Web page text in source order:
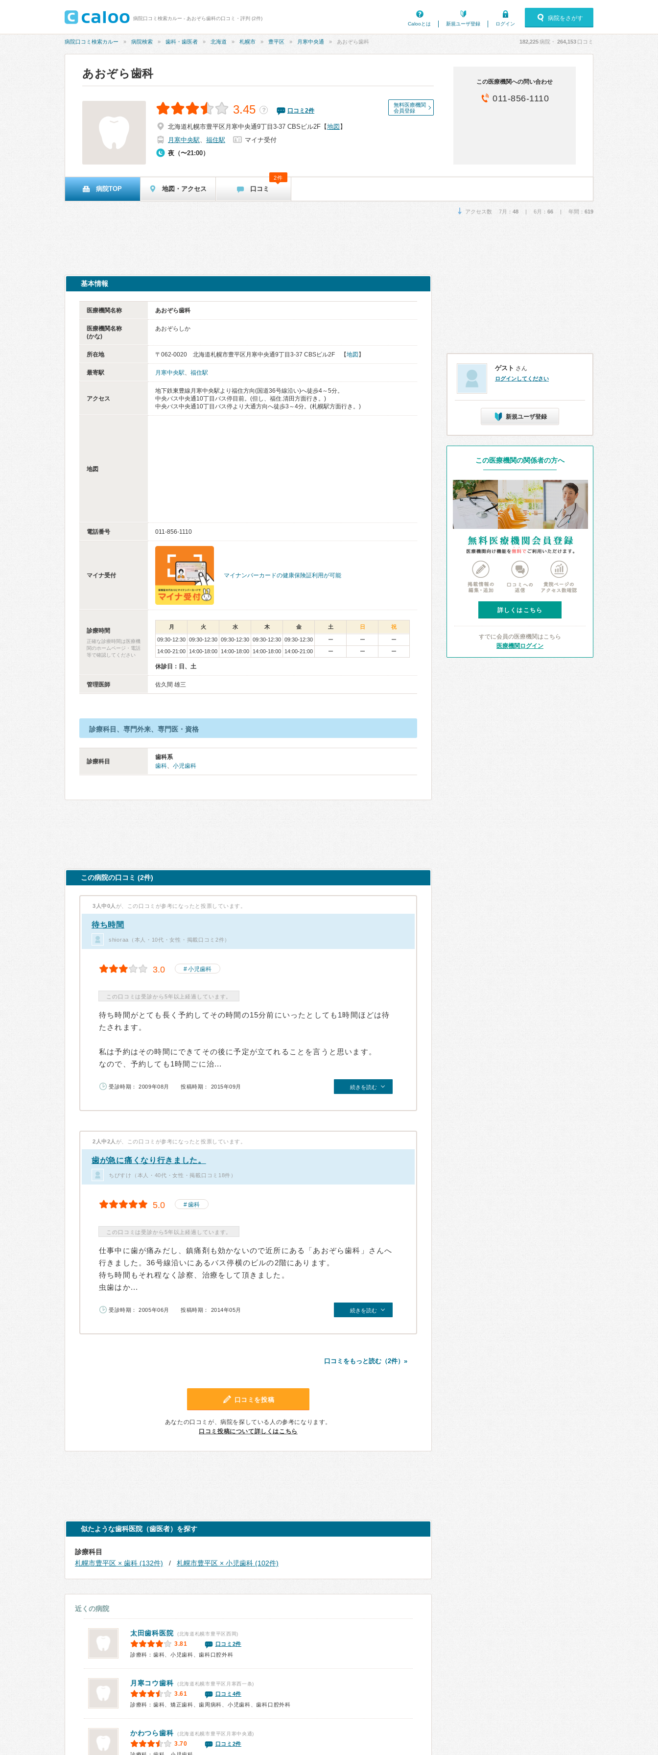
病院口コミ検索カルー - あおぞら歯科の口コミ・評判 (2件)
Calooとは
新規ユーザ登録 ログイン
病院をさがす
病院口コミ検索カルー 病院検索 歯科・歯医者 北海道 札幌市 豊平区 月寒中央通 あおぞら歯科 182,225病院・ 264,153 口コミ
あおぞら歯科
無料医療機関
会員登録
3.45 ？ 口コミ 2件
北海道札幌市豊平区月寒中央通9丁目3-37 CBSビル2F 【地図 】
月寒中央駅、 福住駅
マイナ受付
夜（〜21:00）
この医療機関への問い合わせ
011-856-1110
病院TOP 地図・アクセス 口コミ
2件
アクセス数 7月： 48 | 6月： 66 | 年間： 619
基本情報
医療機関名称 あおぞら歯科
医療機関名称
(かな)
あおぞらしか
所在地 〒062-0020 北海道札幌市豊平区月寒中央通9丁目3-37 CBSビル2F 【地図 】
最寄駅 月寒中央駅、 福住駅
アクセス
地下鉄東豊線月寒中央駅より福住方向(国道36号線沿い)へ徒歩4～5分。
中央バス中央通10丁目バス停目前。(但し、福住.清田方面行き。)
中央バス中央通10丁目バス停より大通方向へ徒歩3～4分。(札幌駅方面行き。)
地図
電話番号 011-856-1110
マイナ受付 マイナンバーカードの健康保険証利用が可能
診療時間
正確な診療時間は医療機
関のホームページ・電話
等で確認してください
月 火 水 木 金 土 日 祝
09:30-12:30 09:30-12:30 09:30-12:30 09:30-12:30 09:30-12:30 ー ー
ー
14:00-21:00
14:00-18:00 14:00-18:00 14:00-18:00 14:00-21:00 ー ー ー
休診日：日、土
管理医師 佐久間 雄三
診療科目、専門外来、専門医・資格
診療科目
歯科系
歯科、 小児歯科
この病院の口コミ (2件)
3人中0人 が、この口コミが参考になったと投票しています。
待ち時間
shioraa（本人・10代・女性・掲載口コミ2件）
3.0 小児歯科
この口コミは受診から5年以上経過しています。
待ち時間がとても長く予約してその時間の15分前にいったとしても1時間ほどは待
たされます。
私は予約はその時間にできてその後に予定が立てれることを言うと思います。
なので、予約しても1時間ごに治...
受診時期： 2009年08月 投稿時期： 2015年09月 続きを読む
2人中2人 が、この口コミが参考になったと投票しています。
歯が急に痛くなり行きました。
ちびすけ（本人・40代・女性・掲載口コミ18件）
5.0 歯科
この口コミは受診から5年以上経過しています。
仕事中に歯が痛みだし、鎮痛剤も効かないので近所にある「あおぞら歯科」さんへ
行きました。36号線沿いにあるバス停横のビルの2階にあります。
待ち時間もそれ程なく診察、治療をして頂きました。
虫歯はか...
受診時期： 2005年06月 投稿時期： 2014年05月 続きを読む
口コミをもっと読む（2件）»
口コミを投稿
あなたの口コミが、病院を探している人の参考になります。
口コミ投稿について詳しくはこちら
似たような歯科医院（歯医者）を探す
診療科目
札幌市豊平区 × 歯科 (132件)
札幌市豊平区 × 小児歯科 (102件)
近くの病院
太田歯科医院 (北海道札幌市豊平区西岡)
3.81
口コミ2件
診療科：歯科、小児歯科、歯科口腔外科
月寒コウ歯科 (北海道札幌市豊平区月寒西一条)
3.61
口コミ4件
診療科：歯科、矯正歯科、歯周病科、小児歯科、歯科口腔外科
かわつら歯科 (北海道札幌市豊平区月寒中央通)
3.70
口コミ2件
ゲスト さん
ログインしてください
新規ユーザ登録
この医療機関の関係者の方へ
詳しくはこちら
すでに会員の医療機関はこちら
医療機関ログイン